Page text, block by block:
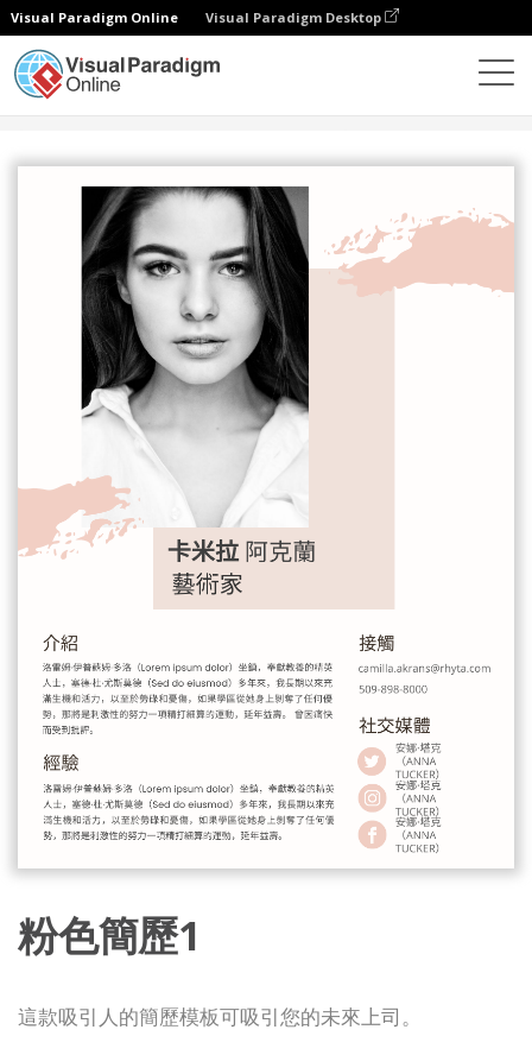
Visual Paradigm Online Visual Paradigm Desktop
粉色簡歷1
這款吸引人的簡歷模板可吸引您的未來上司。